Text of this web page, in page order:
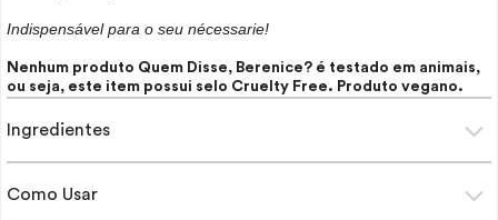
Indispensável para o seu nécessarie!
Nenhum produto Quem Disse, Berenice? é testado em animais,
ou seja, este item possui selo Cruelty Free. Produto vegano.
Ingredientes
Como Usar